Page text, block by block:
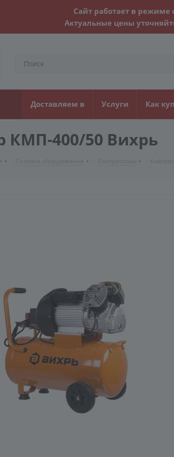
Сайт работает в режиме
Актуальные цены
Доставляем в Услуги Как
КМП-400/50 Вихрь